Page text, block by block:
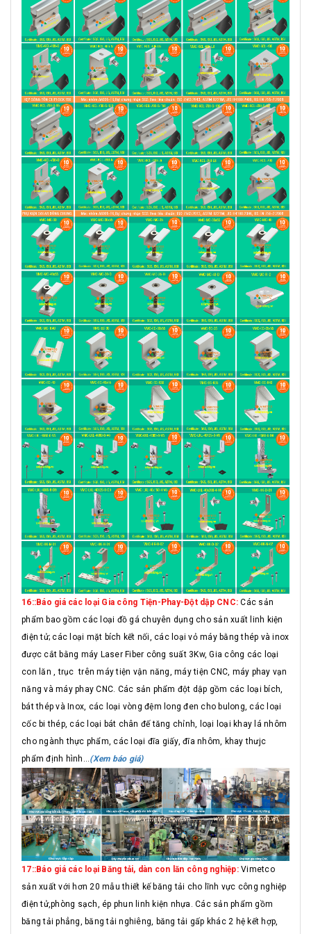
16::Báo giá các loại Gia công Tiện-Phay-Đột dập CNC: Các sản
phẩm bao gồm các loại đồ gá chuyên dụng cho sản xuất linh kiện
điện tử; các loại mặt bích kết nối, các loại vỏ máy bằng thép và inox
được cắt bằng máy Laser Fiber công suất 3Kw, Gia công các loại
con lăn , trục trên máy tiện vận năng, máy tiện CNC, máy phay vạn
năng và máy phay CNC. Các sản phẩm đột dập gồm các loại bích,
bát thép và Inox, các loại vòng đệm long đen cho bulong, các loại
cốc bi thép, các loại bát chân đế tăng chỉnh, loại loại khay lá nhôm
cho ngành thực phẩm, các loại đĩa giấy, đĩa nhôm, khay thưjc
phẩm định hình...(Xem báo giá)
17::Báo giá các loại Băng tải, dàn con lăn công nghiệp:Vimetco
sản xuất với hơn 20 mẫu thiết kế băng tải cho lĩnh vực công nghiệp
điện tử,phòng sạch, ép phun linh kiện nhựa. Các sản phẩm gồm
băng tải phẳng, băng tải nghiêng, băng tải gấp khác 2 hệ kết hợp,